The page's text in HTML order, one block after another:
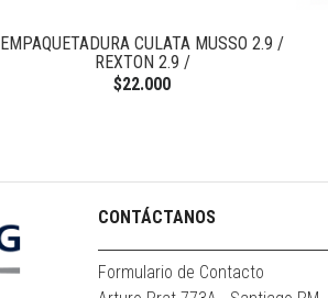
EMPAQUETADURA CULATA MUSSO 2.9 /
REXTON 2.9 /
$22.000
CONTÁCTANOS
Formulario de Contacto